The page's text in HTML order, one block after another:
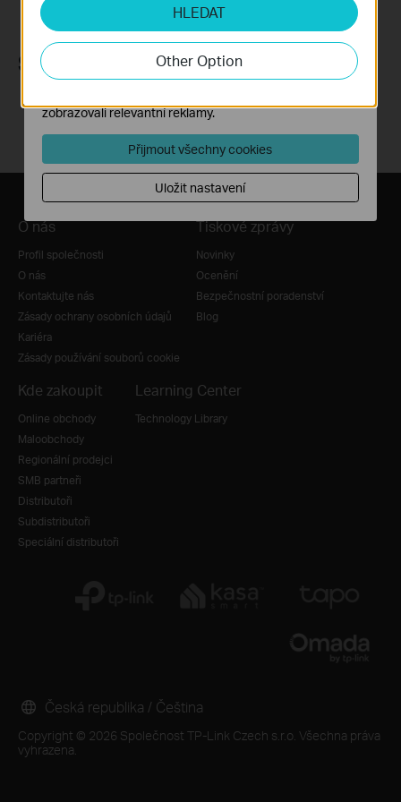
Sledujte nás
O nás
Profil společnosti
O nás
Kontaktujte nás
Zásady ochrany osobních údajů
Kariéra
Zásady používání souborů cookie
Tiskové zprávy
Novinky
Ocenění
Bezpečnostní poradenství
Blog
Kde zakoupit
Online obchody
Maloobchody
Regionální prodejci
SMB partneři
Distributoři
Subdistributoři
Speciální distributoři
Learning Center
Technology Library
Copyright © 2026 Společnost TP-Link Czech s.r.o. Všechna práva
vyhrazena.
Česká republika / Čeština
HLEDAT
Other Option
Soubory cookie pro nám umožňují analyzovat vaše
aktivity na našich webových stránkách za účelem
zlepšení a přizpůsobení jejich funkčnosti.
Marketingové soubory cookie mohou prostřednictvím
zobrazovali relevantní reklamy.
Přijmout všechny cookies
Uložit nastavení